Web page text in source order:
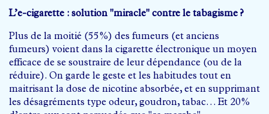
L’e-cigarette : solution "miracle" contre le tabagisme ?
Plus de la moitié (55%) des fumeurs (et anciens
fumeurs) voient dans la cigarette électronique un moyen
efficace de se soustraire de leur dépendance (ou de la
réduire). On garde le geste et les habitudes tout en
maitrisant la dose de nicotine absorbée, et en supprimant
les désagréments type odeur, goudron, tabac… Et 20%